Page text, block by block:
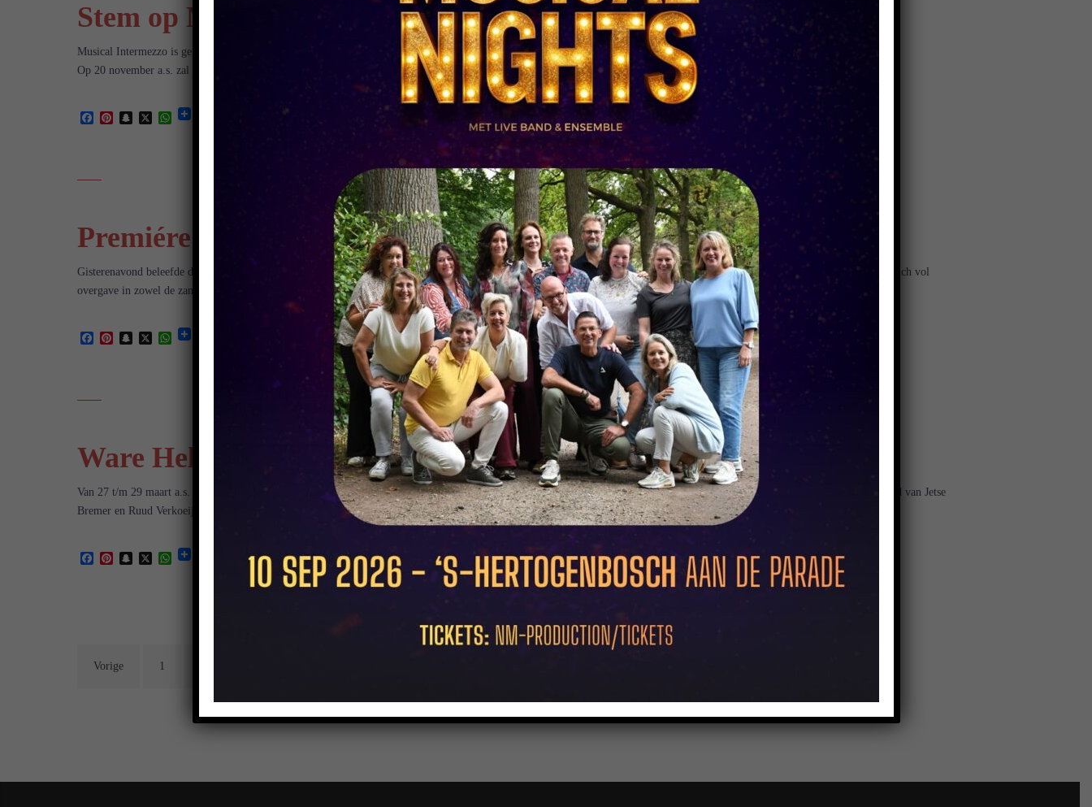
Stem op MI voor Vughtse Culturele Prijs 2009 (04-04-2009)
Musical Intermezzo is genomineerd voor de Vughtse Culturele Prijs 2009.
Op 20 november a.s. zal voor de 9e keer deze Vughtse Cultuurprijs worden uitgereikt. Musical Intermezzo is ook genomineerd samen met nog 9 andere organisaties.
Facebook
PinterestSnapchat
X WhatsApp
Premiére Ware Helden groot succes! (28-03-2009)
Gisterenavond beleefde de jubileumproductie van Musical Intermezzo haar première in Theater de Speeldoos te Vught. Een bijna uitverkocht theater zag dat Musical Intermezzo zich vol
overgave in zowel de zang als het acteerwerk, stortte in hun nieuwste productie.(meer…)
Facebook
PinterestSnapchat
X WhatsApp
Ware Helden jubileumproductie (31-01-2009)
Van 27 t/m 29 maart a.s. speelt Musical Intermezzo hun jubileum productie Ware Helden. Een gloednieuw en volledige orginele muziektheaterproductie. De muziek is van de hand van Jetse
Bremer en Ruud Verkoeijen.
Facebook
PinterestSnapchat
X WhatsApp
paginering
Vorige 1